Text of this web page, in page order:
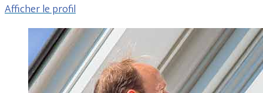
Afficher le profil